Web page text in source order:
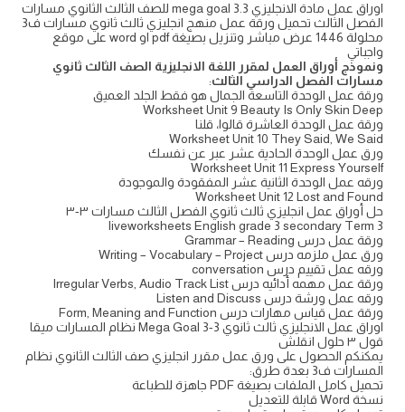
اوراق عمل مادة الانجليزي mega goal 3.3 للصف الثالث الثانوي مسارات
الفصل الثالث تحميل ورقة عمل منهج انجليزي ثالث ثانوي مسارات ف3
محلولة 1446 عرض مباشر وتنزيل بصيغة pdf او word على موقع
واجباتي
ونموذج أوراق العمل لمقرر اللغة الانجليزية الصف الثالث ثانوي
مسارات الفصل الدراسي الثالث:
ورقة عمل الوحدة التاسعة الجمال هو فقط الجلد العميق
Worksheet Unit 9 Beauty Is Only Skin Deep
ورقة عمل الوحدة العاشرة قالوا، قلنا
Worksheet Unit 10 They Said, We Said
ورق عمل الوحدة الحادية عشر عبر عن نفسك
Worksheet Unit 11 Express Yourself
ورقه عمل الوحدة الثانية عشر المفقودة والموجودة
Worksheet Unit 12 Lost and Found
حل أوراق عمل انجليزي ثالث ثانوي الفصل الثالث مسارات ٣-٣
liveworksheets English grade 3 secondary Term 3
ورقة عمل درس Grammar – Reading
ورق عمل ملزمه درس Writing – Vocabulary – Project
ورقه عمل تقييم درس conversation
ورقة عمل مهمه أدائيه درس Irregular Verbs, Audio Track List
ورقه عمل ورشة درس Listen and Discuss
ورقة عمل قياس مهارات درس Form, Meaning and Function
اوراق عمل الانجليزي ثالث ثانوي Mega Goal 3-3 نظام المسارات ميقا
قول ٣ حلول انقلش
يمكنكم الحصول على ورق عمل مقرر انجليزي صف الثالث الثانوي نظام
المسارات ف3 بعدة طرق:
تحميل كامل الملفات بصيغة PDF جاهزة للطباعة
نسخة Word قابلة للتعديل